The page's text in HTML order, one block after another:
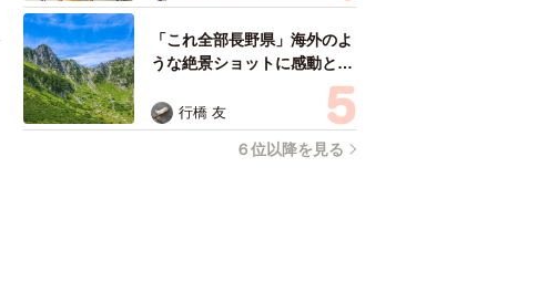
た家族が仰天「これ、売れま
すよ…」
「これ全部長野県」海外のよ
うな絶景ショットに感動と反
響「離れてからいいところだ
ったんだって気づいた」
行橋 友
６位以降を見る